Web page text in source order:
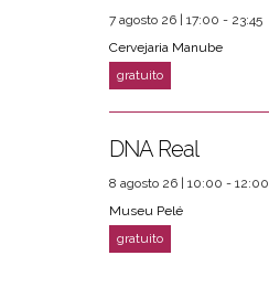
7 agosto 26 | 17:00 - 23:45
Cervejaria Manube
DNA Real
8 agosto 26 | 10:00 - 12:00
Museu Pelé